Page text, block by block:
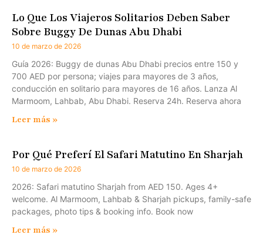
Lo Que Los Viajeros Solitarios Deben Saber
Sobre Buggy De Dunas Abu Dhabi
10 de marzo de 2026
Guía 2026: Buggy de dunas Abu Dhabi precios entre 150 y
700 AED por persona; viajes para mayores de 3 años,
conducción en solitario para mayores de 16 años. Lanza Al
Marmoom, Lahbab, Abu Dhabi. Reserva 24h. Reserva ahora
Leer más »
Por Qué Preferí El Safari Matutino En Sharjah
10 de marzo de 2026
2026: Safari matutino Sharjah from AED 150. Ages 4+
welcome. Al Marmoom, Lahbab & Sharjah pickups, family-safe
packages, photo tips & booking info. Book now
Leer más »